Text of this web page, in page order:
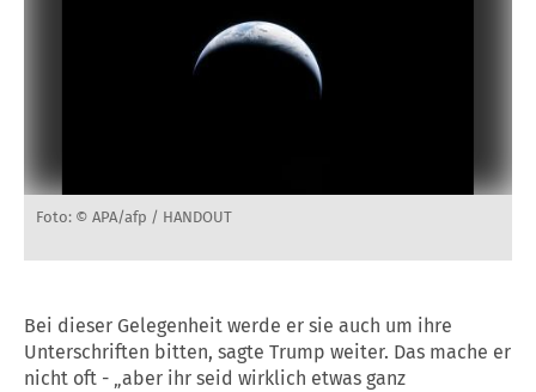
Foto: © APA/afp / HANDOUT
Bei dieser Gelegenheit werde er sie auch um ihre
Unterschriften bitten, sagte Trump weiter. Das mache er
nicht oft - „aber ihr seid wirklich etwas ganz